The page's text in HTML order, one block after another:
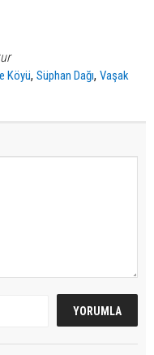
Köyü,Süphan Dağı,Vaşak